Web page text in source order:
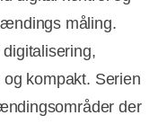
måling.
kompakt. Serien
der